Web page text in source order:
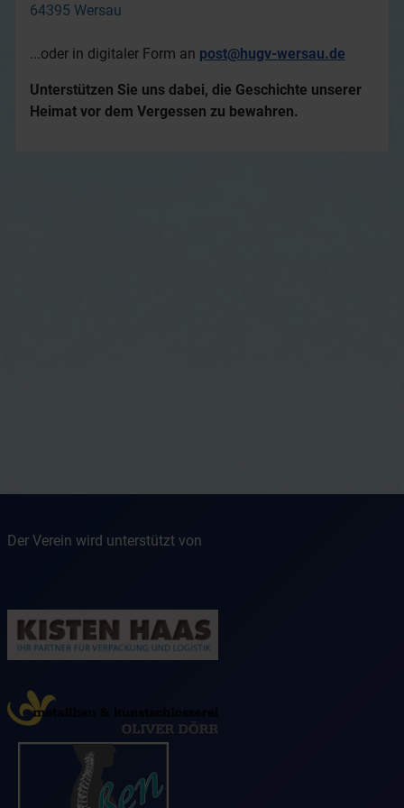
64395 Wersau
...oder in digitaler Form an post@hugv-wersau.de
Unterstützen Sie uns dabei, die Geschichte unserer
Heimat vor dem Vergessen zu bewahren.
Der Verein wird unterstützt von